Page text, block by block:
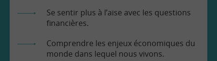
Se sentir plus à l’aise avec les questions
financières.
Comprendre les enjeux économiques du
monde dans lequel nous vivons.